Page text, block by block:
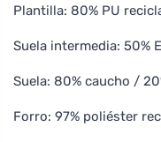
Plantilla: 80% PU
Suela intermedia: 50%
Suela: 80% caucho /
Forro: 97% poliéster